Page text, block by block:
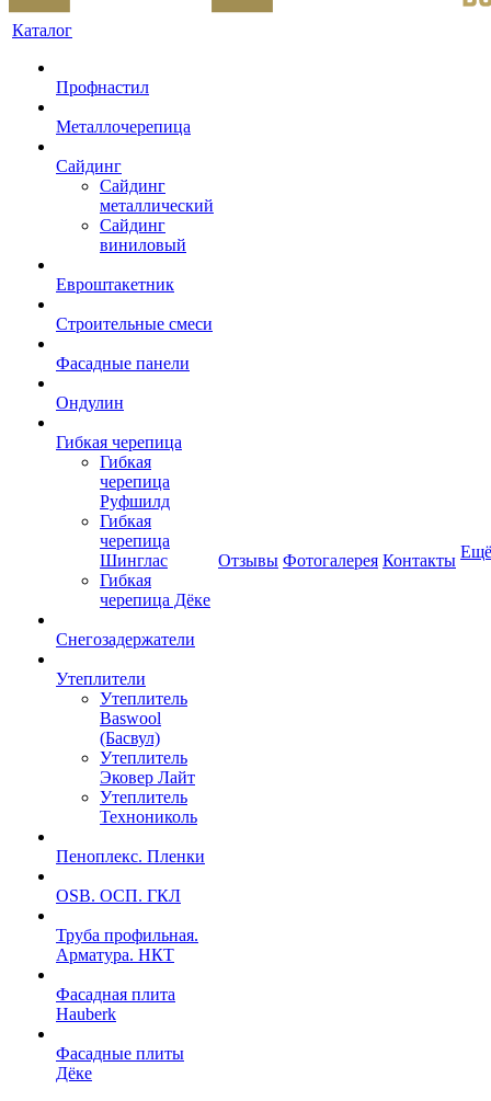
Каталог
Профнастил
Металлочерепица
Сайдинг
Сайдинг
металлический
Сайдинг
виниловый
Евроштакетник
Строительные смеси
Фасадные панели
Ондулин
Гибкая черепица
Гибкая
черепица
Руфшилд
Гибкая
черепица
Шинглас
Гибкая
черепица Дёке
Снегозадержатели
Утеплители
Утеплитель
Baswool
(Басвул)
Утеплитель
Эковер Лайт
Утеплитель
Технониколь
Пеноплекс. Пленки
OSB. ОСП. ГКЛ
Труба профильная.
Арматура. НКТ
Фасадная плита
Hauberk
Фасадные плиты
Дёке
Отзывы Фотогалерея Контакты Ещё